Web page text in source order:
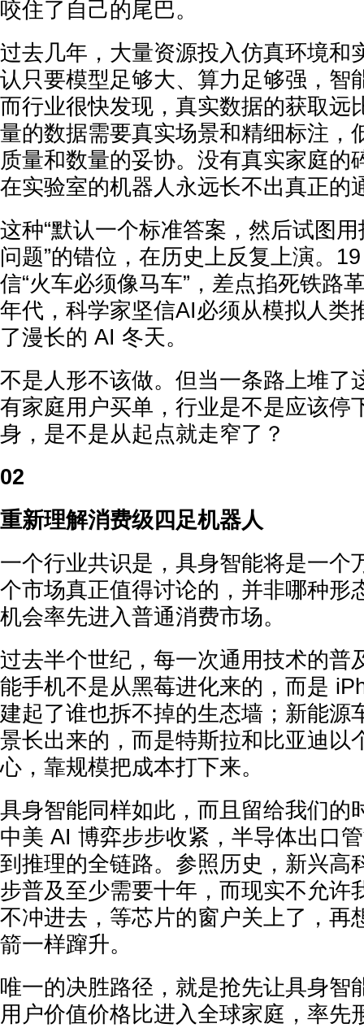
咬住了自己的尾巴。
过去几年，大量资源投入仿真环境和
认只要模型足够大、算力足够强，智
而行业很快发现，真实数据的获取远
量的数据需要真实场景和精细标注，
质量和数量的妥协。没有真实家庭的
在实验室的机器人永远长不出真正的
这种“默认一个标准答案，然后试图
问题”的错位，在历史上反复上演。
信“火车必须像马车”，差点掐死铁路
年代，科学家坚信AI必须从模拟人类
了漫长的 AI 冬天。
不是人形不该做。但当一条路上堆了
有家庭用户买单，行业是不是应该停
身，是不是从起点就走窄了？
02
重新理解消费级四足机器人
一个行业共识是，具身智能将是一个
个市场真正值得讨论的，并非哪种形
机会率先进入普通消费市场。
过去半个世纪，每一次通用技术的普
能手机不是从黑莓进化来的，而是
建起了谁也拆不掉的生态墙；新能源
景长出来的，而是特斯拉和比亚迪以
心，靠规模把成本打下来。
具身智能同样如此，而且留给我们的
中美 AI 博弈步步收紧，半导体出口
到推理的全链路。参照历史，新兴高
步普及至少需要十年，而现实不允许
不冲进去，等芯片的窗户关上了，再
箭一样蹿升。
唯一的决胜路径，就是抢先让具身智
用户价值价格比进入全球家庭，率先